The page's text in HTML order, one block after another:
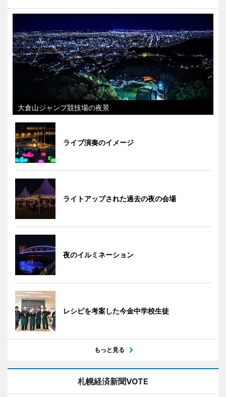
大倉山ジャンプ競技場の夜景
ライブ演奏のイメージ
ライトアップされた過去の夜の会場
夜のイルミネーション
レシピを考案した今金中学校生徒
もっと見る
札幌経済新聞VOTE